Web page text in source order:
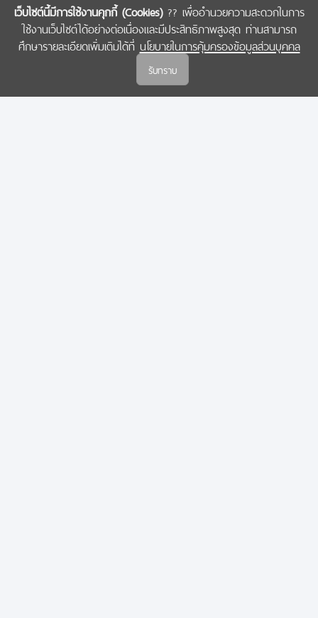
เว็บไซต์นี้มีการใช้งานคุกกี้ (Cookies)?? เพื่ออำนวยความสะดวกในการ
ใช้งานเว็บไซต์ได้อย่างต่อเนื่องและมีประสิทธิภาพสูงสุด ท่านสามารถ
ศึกษารายละเอียดเพิ่มเติมได้ที่ นโยบายในการคุ้มครองข้อมูลส่วนบุคคล
รับทราบ
COPYRIGHT © 2022 สำนักงานคณะกรรมการส่งเสริมวิทยาศาสตร์ วิจัยและนวัตกรรม
(สกสว.)
นโยบายในการคุ้มครองข้อมูลส่วนบุคคล